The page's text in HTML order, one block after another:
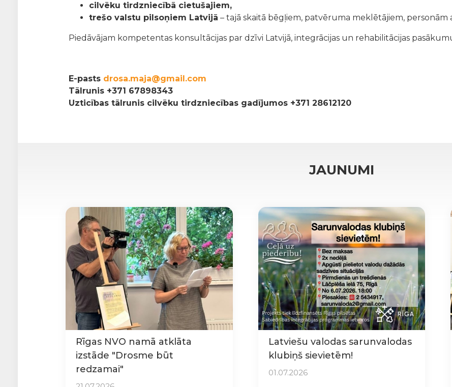
cilvēku tirdzniecībā cietušajiem,
trešo valstu pilsoņiem Latvijā – tajā skaitā bēgļiem, patvēruma meklētājiem,
Piedāvājam kompetentas konsultācijas par dzīvi Latvijā, integrācijas un rehabilitācijas
E-pasts drosa.maja@gmail.com
Tālrunis +371 67898343
Uzticības tālrunis cilvēku tirdzniecības gadījumos +371 28612120
JAUNUMI
Rīgas NVO namā atklāta
izstāde "Drosme būt
redzamai"
Latviešu valodas sarunvalodas
klubiņš sievietēm!
01.07.2026